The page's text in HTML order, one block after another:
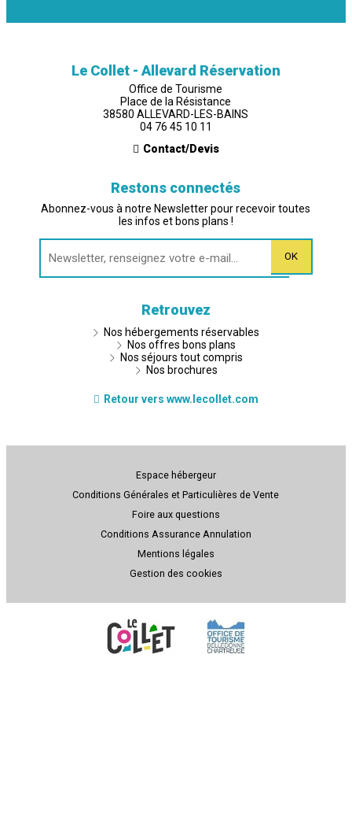
Le Collet - Allevard Réservation
Office de Tourisme
Place de la Résistance
38580 ALLEVARD-LES-BAINS
04 76 45 10 11
Contact/Devis
Restons connectés
Abonnez-vous à notre Newsletter pour recevoir toutes
les infos et bons plans !
Retrouvez
Nos hébergements réservables
Nos offres bons plans
Nos séjours tout compris
Nos brochures
Retour vers www.lecollet.com
Espace hébergeur
Conditions Générales et Particulières de Vente
Foire aux questions
Conditions Assurance Annulation
Mentions légales
Gestion des cookies